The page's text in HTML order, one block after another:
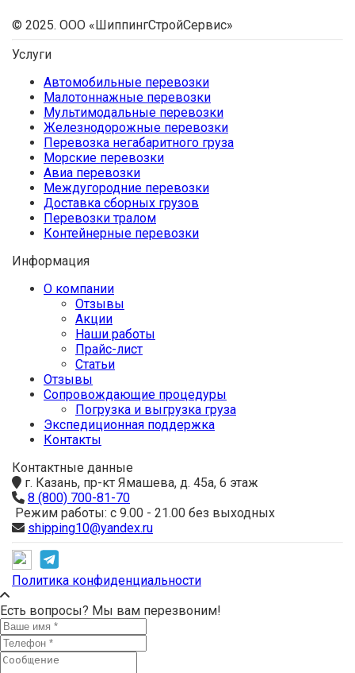
© 2025. ООО «ШиппингСтройСервис»
Услуги
Автомобильные перевозки
Малотоннажные перевозки
Мультимодальные перевозки
Железнодорожные перевозки
Перевозка негабаритного груза
Морские перевозки
Авиа перевозки
Междугородние перевозки
Доставка сборных грузов
Перевозки тралом
Контейнерные перевозки
Информация
О компании
Отзывы
Акции
Наши работы
Прайс-лист
Статьи
Отзывы
Сопровождающие процедуры
Погрузка и выгрузка груза
Экспедиционная поддержка
Контакты
Контактные данные
г. Казань, пр-кт Ямашева, д. 45а, 6 этаж
8 (800) 700-81-70
Режим работы: с 9.00 - 21.00 без выходных
shipping10@yandex.ru
Политика конфиденциальности
Есть вопросы? Мы вам перезвоним!